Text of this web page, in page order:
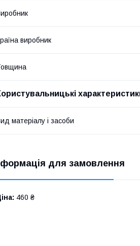
виробник
матеріалу і засоби
для замовлення
460 ₴